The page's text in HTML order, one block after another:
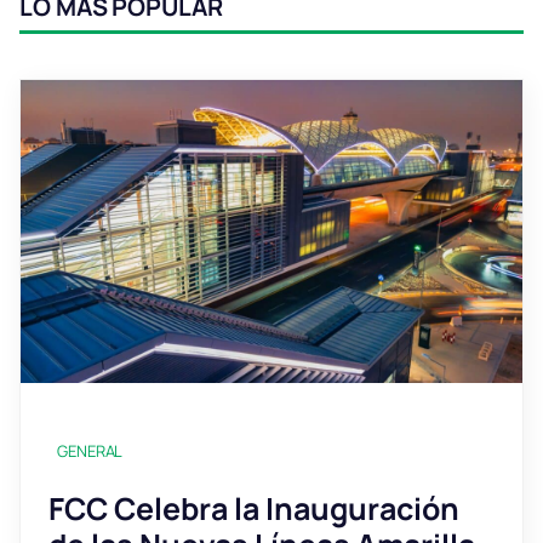
LO MÁS POPULAR
GENERAL
FCC Celebra la Inauguración